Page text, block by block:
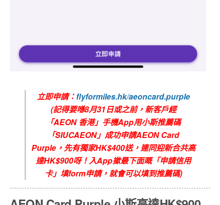
立即申請：flyformiles.hk/aeoncard.purple
(記得要喺8月31日或之前，新客戶經
「AEON 香港」手機App用小斯推薦碼
「SIUCAEON」成功申請AEON Card
Purple，先有獨家HK$400送，連同迎新合共高
達HK$900呀！入App撳最下面嘅「申請信用
卡」填form申請，就會可以填到推薦碼)